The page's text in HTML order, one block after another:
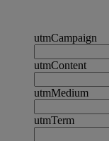
utmCampaign
utmContent
utmMedium
utmTerm